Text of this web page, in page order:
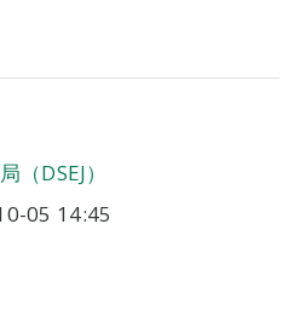
（DSEJ）
05 14:45